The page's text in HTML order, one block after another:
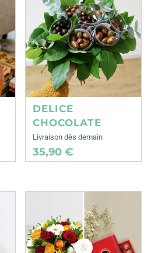
DELICE
CHOCOLATE
Livraison dès demain
35,90 €